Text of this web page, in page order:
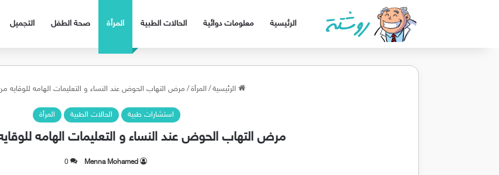
الرئيسية معلومات دوائية الحالات الطبية المرأة صحة الطفل التجميل
الرئيسية / المرأة / مرض التهاب الحوض عند النساء و التعليمات الهامه للوقايه
استشارات طبية الحالات الطبية المرأة
مرض التهاب الحوض عند النساء و التعليمات الهامه
Menna Mohamed
0